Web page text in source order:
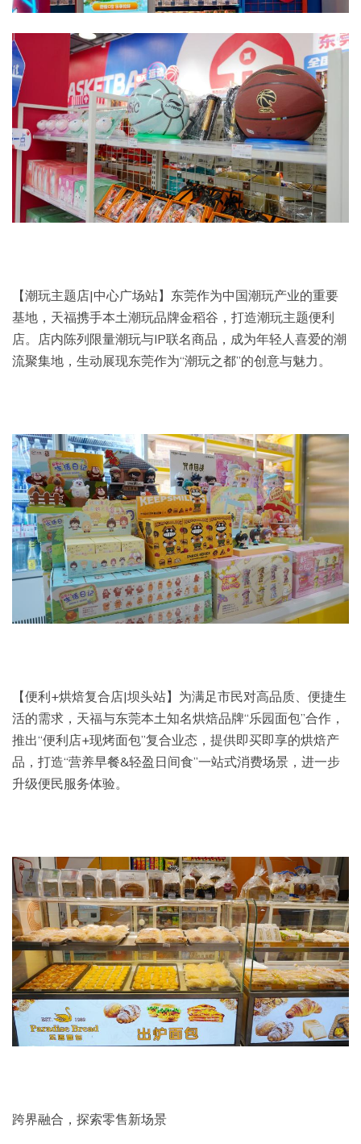
【潮玩主题店|中心广场站】东莞作为中国潮玩产业的重要
基地，天福携手本土潮玩品牌金稻谷，打造潮玩主题便利
店。店内陈列限量潮玩与IP联名商品，成为年轻人喜爱的潮
流聚集地，生动展现东莞作为“潮玩之都”的创意与魅力。
【便利+烘焙复合店|坝头站】为满足市民对高品质、便捷生
活的需求，天福与东莞本土知名烘焙品牌“乐园面包”合作，
推出“便利店+现烤面包”复合业态，提供即买即享的烘焙产
品，打造“营养早餐&轻盈日间食”一站式消费场景，进一步
升级便民服务体验。
跨界融合，探索零售新场景